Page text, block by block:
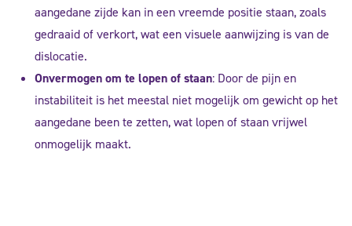
aangedane zijde kan in een vreemde positie staan, zoals
gedraaid of verkort, wat een visuele aanwijzing is van de
dislocatie.
Onvermogen om te lopen of staan: Door de pijn en
instabiliteit is het meestal niet mogelijk om gewicht op het
aangedane been te zetten, wat lopen of staan vrijwel
onmogelijk maakt.